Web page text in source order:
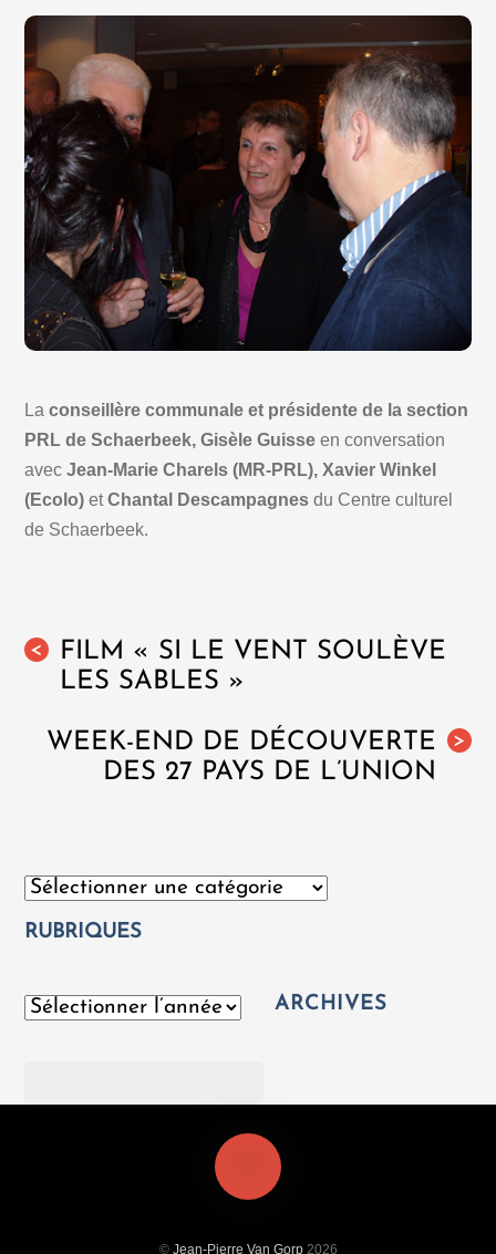
Laconseillère communale et présidente de la section
PRL de Schaerbeek, Gisèle Guisse en conversation
avecJean-Marie Charels (MR-PRL), Xavier Winkel
(Ecolo)etChantal Descampagnes du Centre culturel
de Schaerbeek.
<
FILM « SI LE VENT SOULÈVE
LES SABLES »
>
WEEK-END DE DÉCOUVERTE
DES 27 PAYS DE L’UNION
Catégories
RUBRIQUES
Archives ARCHIVES
© Jean-Pierre Van Gorp2026